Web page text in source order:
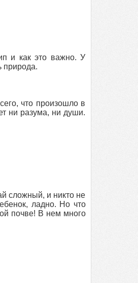
и как это важно. У
природа.
что произошло в
ни разума, ни души.
сложный, и никто не
ладно. Но что
почве! В нем много